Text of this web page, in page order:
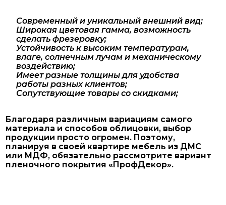
Современный и уникальный внешний вид;
Широкая цветовая гамма, возможность
сделать фрезеровку;
Устойчивость к высоким температурам,
влаге, солнечным лучам и механическому
воздействию;
Имеет разные толщины для удобства
работы разных клиентов;
Сопутствующие товары со скидками;
Благодаря различным вариациям самого
материала и способов облицовки, выбор
продукции просто огромен. Поэтому,
планируя в своей квартире мебель из ДМС
или МДФ, обязательно рассмотрите вариант
пленочного покрытия «ПрофДекор».